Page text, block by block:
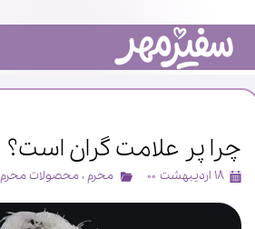
چرا پر علامت گران است؟
۱۸ اردیبهشت ۰۰ محرم ، محصولات محرم